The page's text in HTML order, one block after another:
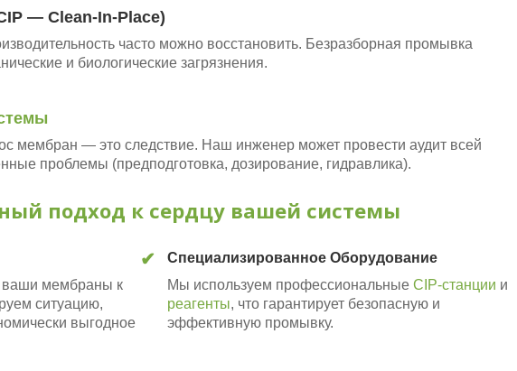
— Clean-In-Place)
часто можно восстановить. Безразборная промывка
и биологические загрязнения.
мембран — это следствие. Наш инженер может провести аудит всей
проблемы (предподготовка, дозирование, гидравлика).
подход к сердцу вашей системы
ваши мембраны к
ситуацию,
выгодное
✔
Специализированное Оборудование
Мы используем профессиональные CIP-станции и
реагенты, что гарантирует безопасную и
эффективную промывку.